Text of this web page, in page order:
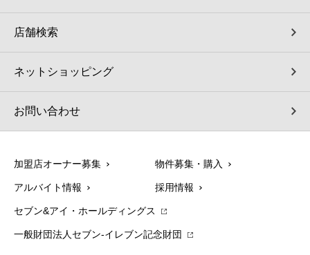
店舗検索
ネットショッピング
お問い合わせ
加盟店オーナー募集 物件募集・購入
アルバイト情報 採用情報
セブン&アイ・ホールディングス
一般財団法人セブン-イレブン記念財団